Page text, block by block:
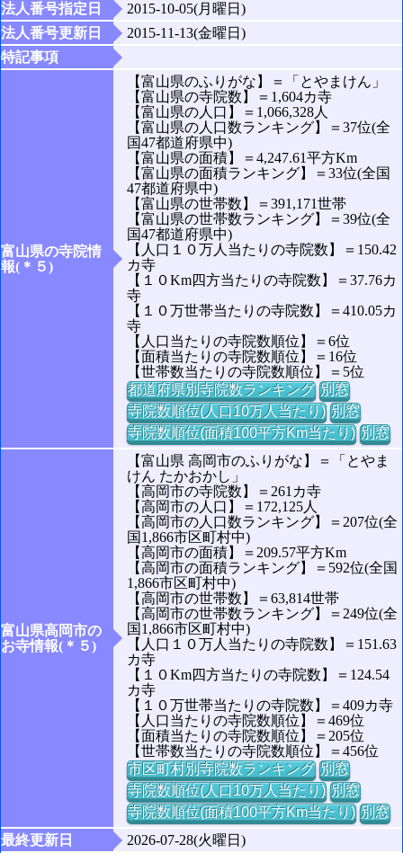
法人番号指定日
2015-10-05(月曜日)
法人番号更新日
2015-11-13(金曜日)
特記事項
富山県の寺院情
報(＊５)
【富山県のふりがな】＝「とやまけん」
【富山県の寺院数】＝1,604カ寺
【富山県の人口】＝1,066,328人
【富山県の人口数ランキング】＝37位(全
国47都道府県中)
【富山県の面積】＝4,247.61平方Km
【富山県の面積ランキング】＝33位(全国
47都道府県中)
【富山県の世帯数】＝391,171世帯
【富山県の世帯数ランキング】＝39位(全
国47都道府県中)
【人口１０万人当たりの寺院数】＝150.42
カ寺
【１０Km四方当たりの寺院数】＝37.76カ
寺
【１０万世帯当たりの寺院数】＝410.05カ
寺
【人口当たりの寺院数順位】＝6位
【面積当たりの寺院数順位】＝16位
【世帯数当たりの寺院数順位】＝5位
都道府県別寺院数ランキング 別窓
寺院数順位(人口10万人当たり) 別窓
寺院数順位(面積100平方Km当たり) 別窓
富山県高岡市の
お寺情報(＊５)
【富山県 高岡市のふりがな】＝「とやま
けん たかおかし」
【高岡市の寺院数】＝261カ寺
【高岡市の人口】＝172,125人
【高岡市の人口数ランキング】＝207位(全
国1,866市区町村中)
【高岡市の面積】＝209.57平方Km
【高岡市の面積ランキング】＝592位(全国
1,866市区町村中)
【高岡市の世帯数】＝63,814世帯
【高岡市の世帯数ランキング】＝249位(全
国1,866市区町村中)
【人口１０万人当たりの寺院数】＝151.63
カ寺
【１０Km四方当たりの寺院数】＝124.54
カ寺
【１０万世帯当たりの寺院数】＝409カ寺
【人口当たりの寺院数順位】＝469位
【面積当たりの寺院数順位】＝205位
【世帯数当たりの寺院数順位】＝456位
市区町村別寺院数ランキング 別窓
寺院数順位(人口10万人当たり) 別窓
寺院数順位(面積100平方Km当たり) 別窓
最終更新日
2026-07-28(火曜日)